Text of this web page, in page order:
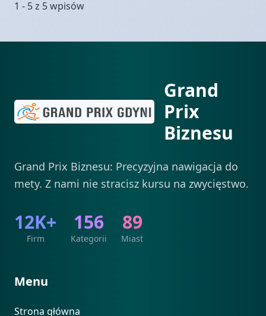
1 - 5 z 5 wpisów
Grand
Prix
Biznesu
Grand Prix Biznesu: Precyzyjna nawigacja do
mety. Z nami nie stracisz kursu na zwycięstwo.
12K+
Firm
156
Kategorii
89
Miast
Menu
Strona główna